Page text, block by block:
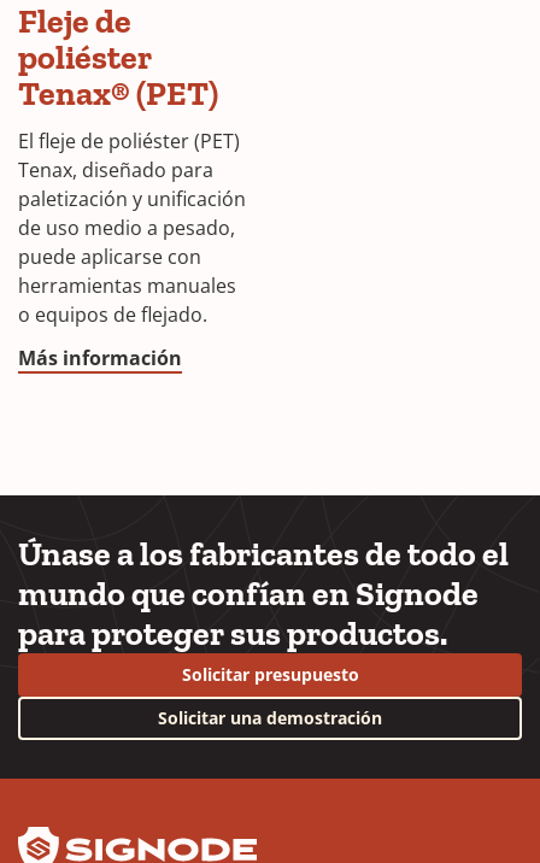
Fleje de
poliéster
Tenax® (PET)
El fleje de poliéster (PET)
Tenax, diseñado para
paletización y unificación
de uso medio a pesado,
puede aplicarse con
herramientas manuales
o equipos de flejado.
Más información
Únase a los fabricantes de todo el
mundo que confían en Signode
para proteger sus productos.
Solicitar presupuesto
Solicitar una demostración